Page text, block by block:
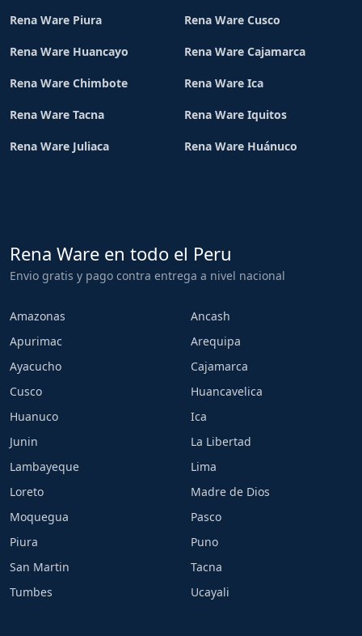
Rena Ware Piura Rena Ware Cusco
Rena Ware Huancayo Rena Ware Cajamarca
Rena Ware Chimbote Rena Ware Ica
Rena Ware Tacna Rena Ware Iquitos
Rena Ware Juliaca Rena Ware Huánuco
Rena Ware en todo el Peru
Envio gratis y pago contra entrega a nivel nacional
Amazonas
Ancash
Apurimac
Arequipa
Ayacucho
Cajamarca
Cusco
Huancavelica
Huanuco
Ica
Junin
La Libertad
Lambayeque
Lima
Loreto
Madre de Dios
Moquegua
Pasco
Piura
Puno
San Martin
Tacna
Tumbes
Ucayali